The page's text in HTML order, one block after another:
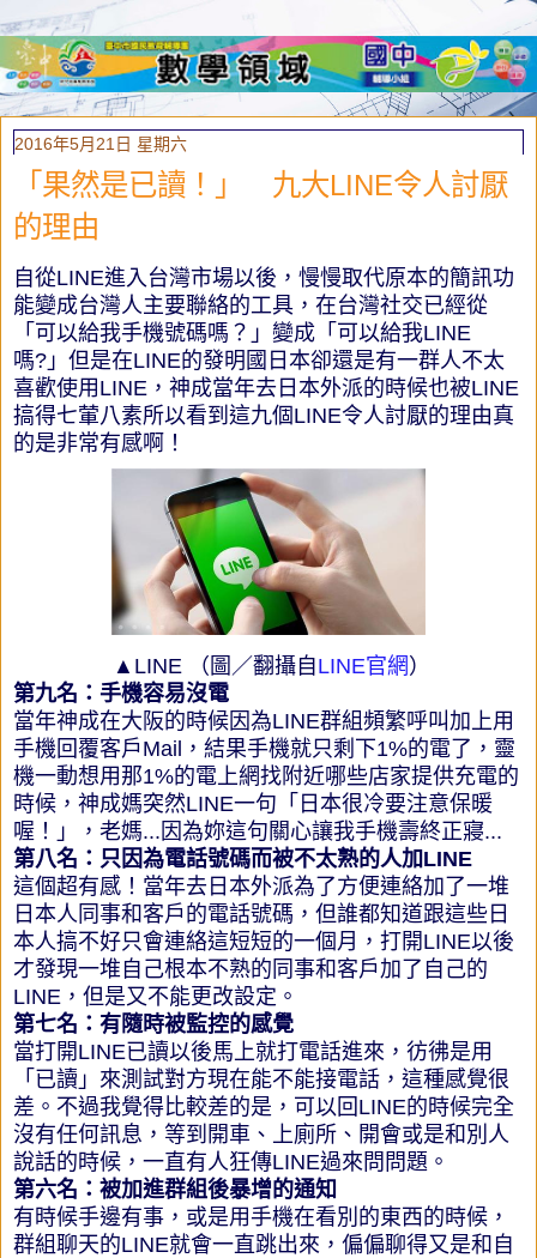
2016年5月21日 星期六
「果然是已讀！」 九大LINE令人討厭
的理由
自從LINE進入台灣市場以後，慢慢取代原本的簡訊功
能變成台灣人主要聯絡的工具，在台灣社交已經從
「可以給我手機號碼嗎？」變成「可以給我LINE
嗎?」但是在LINE的發明國日本卻還是有一群人不太
喜歡使用LINE，神成當年去日本外派的時候也被LINE
搞得七葷八素所以看到這九個LINE令人討厭的理由真
的是非常有感啊！
▲LINE （圖／翻攝自LINE官網）
第九名：手機容易沒電
當年神成在大阪的時候因為LINE群組頻繁呼叫加上用
手機回覆客戶Mail，結果手機就只剩下1%的電了，靈
機一動想用那1%的電上網找附近哪些店家提供充電的
時候，神成媽突然LINE一句「日本很冷要注意保暖
喔！」，老媽...因為妳這句關心讓我手機壽終正寢...
第八名：只因為電話號碼而被不太熟的人加LINE
這個超有感！當年去日本外派為了方便連絡加了一堆
日本人同事和客戶的電話號碼，但誰都知道跟這些日
本人搞不好只會連絡這短短的一個月，打開LINE以後
才發現一堆自己根本不熟的同事和客戶加了自己的
LINE，但是又不能更改設定。
第七名：有隨時被監控的感覺
當打開LINE已讀以後馬上就打電話進來，彷彿是用
「已讀」來測試對方現在能不能接電話，這種感覺很
差。不過我覺得比較差的是，可以回LINE的時候完全
沒有任何訊息，等到開車、上廁所、開會或是和別人
說話的時候，一直有人狂傳LINE過來問問題。
第六名：被加進群組後暴增的通知
有時候手邊有事，或是用手機在看別的東西的時候，
群組聊天的LINE就會一直跳出來，偏偏聊得又是和自